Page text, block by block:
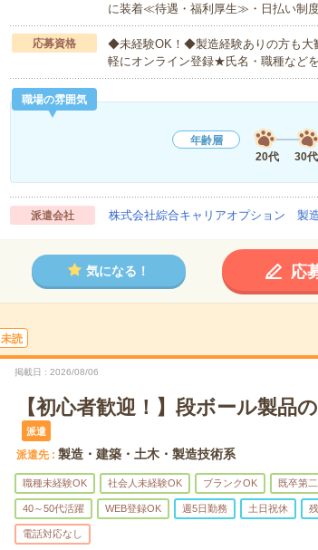
に装着≪待遇・福利厚生≫・日払い制
応募資格
◆未経験OK！◆製造経験ありの方も大
軽にオンライン登録★氏名・職種など
職場の雰囲気
年齢層
20代
30代
派遣会社 株式会社綜合キャリアオプション 製造
気になる！ 応
未読
掲載日 2026/08/06
【初心者歓迎！】段ボール製品
派遣
派遣先 製造・建築・土木・製造技術系
職種未経験OK 社会人未経験OK ブランクOK 既卒第
40～50代活躍 WEB登録OK 週5日勤務 土日祝休
電話対応なし